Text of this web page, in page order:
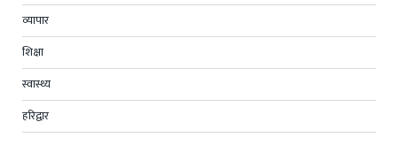
व्यापार
शिक्षा
स्वास्थ्य
हरिद्वार